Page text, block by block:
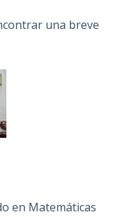
una breve
en Matemáticas